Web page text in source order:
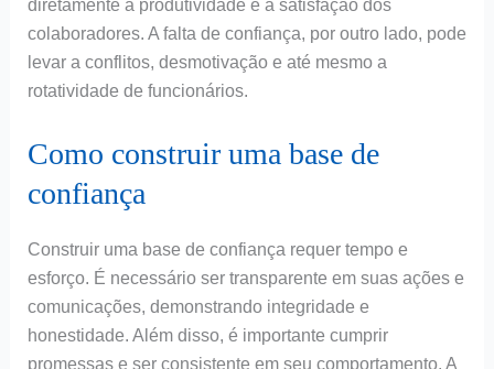
diretamente a produtividade e a satisfação dos
colaboradores. A falta de confiança, por outro lado, pode
levar a conflitos, desmotivação e até mesmo a
rotatividade de funcionários.
Como construir uma base de
confiança
Construir uma base de confiança requer tempo e
esforço. É necessário ser transparente em suas ações e
comunicações, demonstrando integridade e
honestidade. Além disso, é importante cumprir
promessas e ser consistente em seu comportamento. A